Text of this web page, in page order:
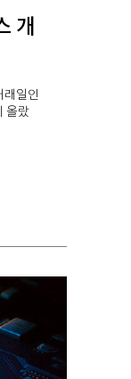
개
래일인
올랐